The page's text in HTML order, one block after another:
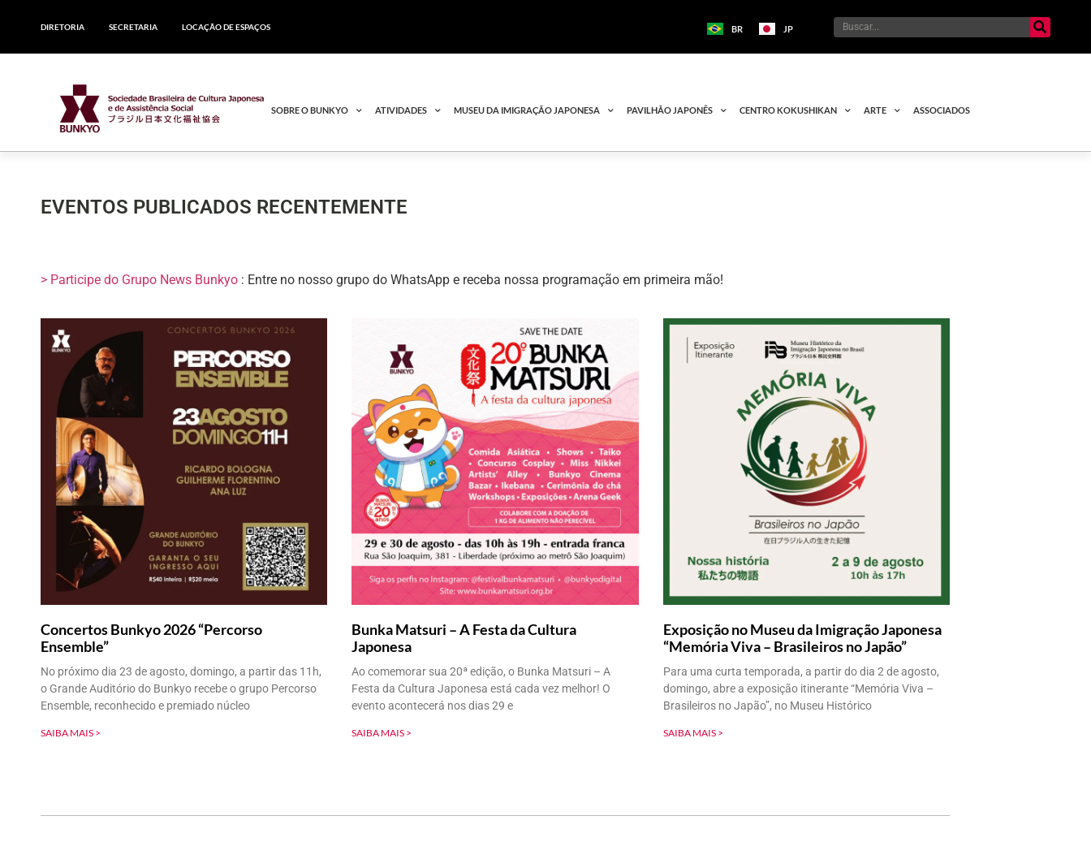
DIRETORIA SECRETARIA LOCAÇÃO DE ESPAÇOS BR JP
SOBRE O BUNKYO ATIVIDADES MUSEU DA IMIGRAÇÃO JAPONESA PAVILHÃO JAPONÊS CENTRO KOKUSHIKAN ARTE ASSOCIADOS
EVENTOS PUBLICADOS RECENTEMENTE
> Participe do Grupo News Bunkyo : Entre no nosso grupo do WhatsApp e receba nossa programação em primeira mão!
Concertos Bunkyo 2026 “Percorso
Ensemble”
No próximo dia 23 de agosto, domingo, a partir das 11h,
o Grande Auditório do Bunkyo recebe o grupo Percorso
Ensemble, reconhecido e premiado núcleo
SAIBA MAIS >
Bunka Matsuri – A Festa da Cultura
Japonesa
Ao comemorar sua 20ª edição, o Bunka Matsuri – A
Festa da Cultura Japonesa está cada vez melhor! O
evento acontecerá nos dias 29 e
SAIBA MAIS >
Exposição no Museu da Imigração Japonesa
“Memória Viva – Brasileiros no Japão”
Para uma curta temporada, a partir do dia 2 de agosto,
domingo, abre a exposição itinerante “Memória Viva –
Brasileiros no Japão”, no Museu Histórico
SAIBA MAIS >